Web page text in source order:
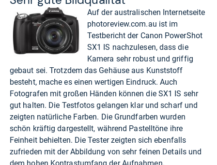
Auf der australischen Internetseite
photoreview.com.au ist im
Testbericht der Canon PowerShot
SX1 IS nachzulesen, dass die
Kamera sehr robust und griffig
gebaut sei. Trotzdem das Gehäuse aus Kunststoff
besteht, mache es einen wertigen Eindruck. Auch
Fotografen mit großen Händen können die SX1 IS sehr
gut halten. Die Testfotos gelangen klar und scharf und
zeigten natürliche Farben. Die Grundfarben wurden
schön kräftig dargestellt, während Pastelltöne ihre
Feinheit behielten. Die Tester zeigten sich ebenfalls
zufrieden mit der Abbildung von sehr feinen Details und